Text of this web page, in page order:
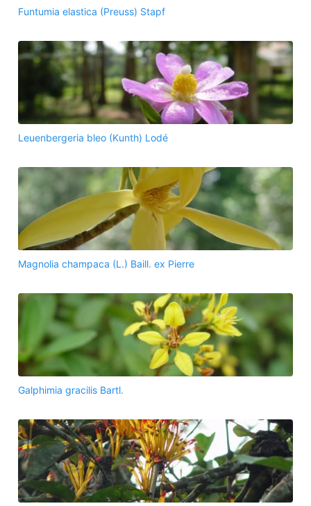
Funtumia elastica (Preuss) Stapf
Leuenbergeria bleo (Kunth) Lodé
Magnolia champaca (L.) Baill. ex Pierre
Galphimia gracilis Bartl.